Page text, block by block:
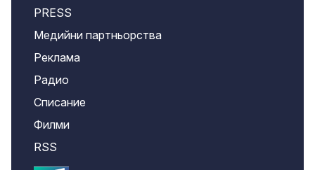
PRESS
Медийни партньорства
Реклама
Радио
Списание
Филми
RSS